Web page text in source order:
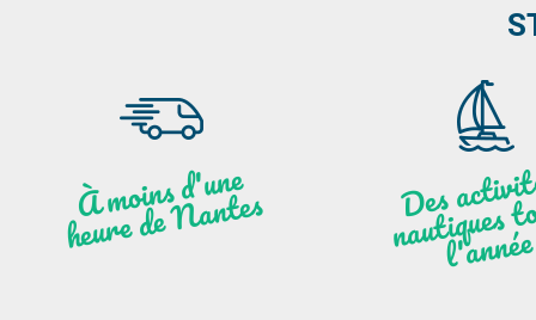
À
moi
ns
d'u
ne
heu
re
de
N
a
ntes quesnée